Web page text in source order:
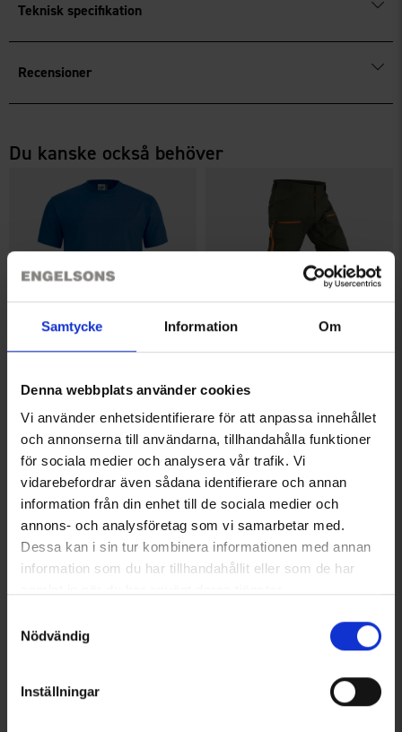
Samtycke Information Om
Denna webbplats använder cookies
Vi använder enhetsidentifierare för att anpassa innehållet
och annonserna till användarna, tillhandahålla funktioner
för sociala medier och analysera vår trafik. Vi
vidarebefordrar även sådana identifierare och annan
information från din enhet till de sociala medier och
annons- och analysföretag som vi samarbetar med.
Dessa kan i sin tur kombinera informationen med annan
information som du har tillhandahållit eller som de har
Nödvändig
Inställningar
Teknisk specifikation
Recensioner
Du kanske också behöver
Från66 kr
TC/4W Herr
499 kr
Liknande produkter
3856 Betyg: